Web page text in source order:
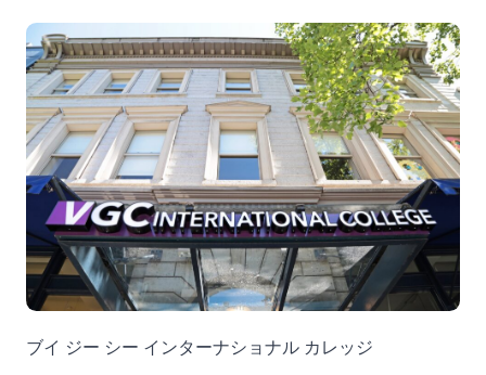
ブイ ジー シー インターナショナル カレッジ